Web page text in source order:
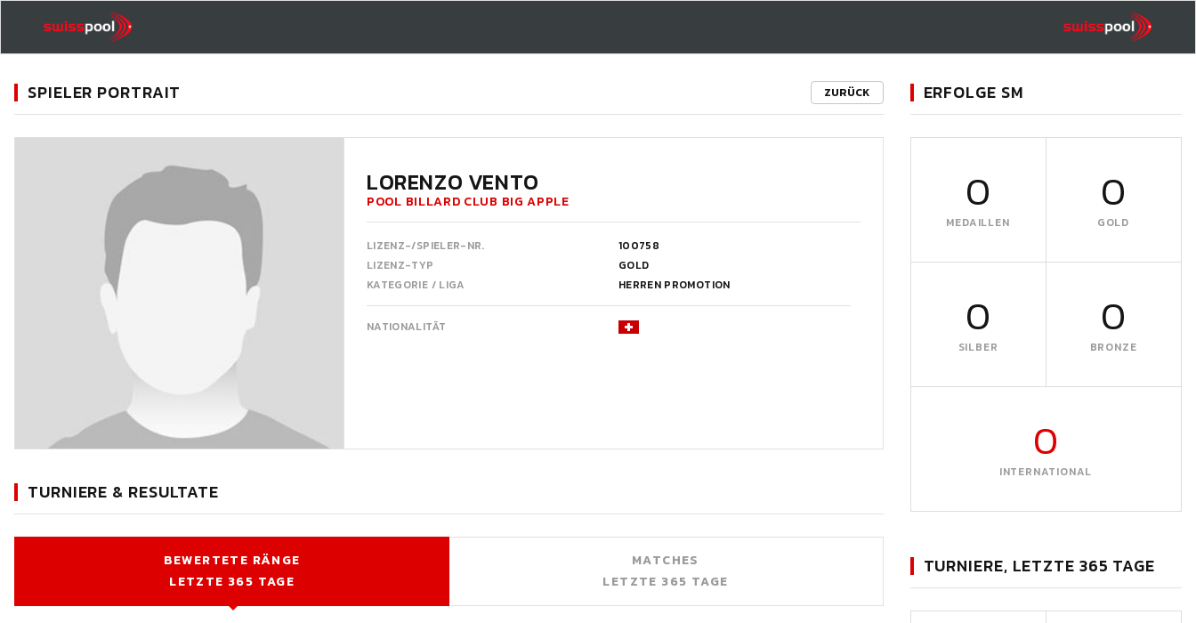
SPIELER PORTRAIT ZURÜCK
LORENZO VENTO
POOL BILLARD CLUB BIG APPLE
LIZENZ-/SPIELER-NR.
100758
LIZENZ-TYP
GOLD
KATEGORIE / LIGA
HERREN PROMOTION
NATIONALITÄT
TURNIERE & RESULTATE
BEWERTETE RÄNGE
LETZTE 365 TAGE
MATCHES
LETZTE 365 TAGE
ERFOLGE SM
0
MEDAILLEN
0
GOLD
0
SILBER
0
BRONZE
0
INTERNATIONAL
TURNIERE, LETZTE 365 TAGE